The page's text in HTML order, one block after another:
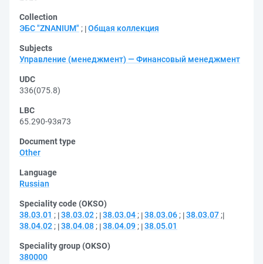
Collection
ЭБС "ZNANIUM" ; Общая коллекция
Subjects
Управление (менеджмент) — Финансовый менеджмент
UDC
336(075.8)
LBC
65.290-93я73
Document type
Other
Language
Russian
Speciality code (OKSO)
38.03.01 ; 38.03.02 ; 38.03.04 ; 38.03.06 ; 38.03.07 ;
38.04.02 ; 38.04.08 ; 38.04.09 ; 38.05.01
Speciality group (OKSO)
380000